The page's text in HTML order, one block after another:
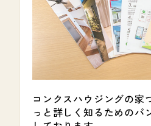
コンクスハウジングの家
っと詳しく知るためのパ